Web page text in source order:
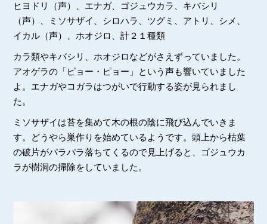
ヒヨドリ（声）、エナガ、ゴジュウカラ、キバシリ
（声）、ミソサザイ、シロハラ、ツグミ、アトリ、シメ、
イカル（声）、ホオジロ、計２１種類
カラ類やキバシリ、ホオジロなどがさえずっていました。
アオゲラの「ピョー・ピョー」という声も響いていました
よ。エナガやコガラはつがいで行動する姿が見られまし
た。
ミソサザイは苔を集めて木の根の陰に飛び込んでいきま
す。どうやら巣作りを始めているようです。頭上から枯葉
の破片がパラパラ落ちてくるので見上げると、ゴジュウカ
ラが樹洞の掃除をしていました。